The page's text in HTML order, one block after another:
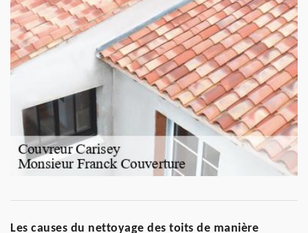
Les causes du nettoyage des toits de manière